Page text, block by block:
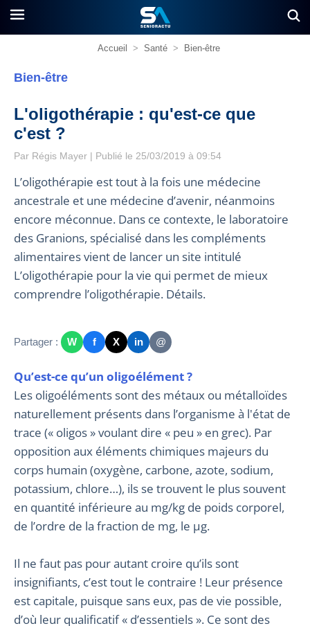
Accueil > Santé > Bien-être
Bien-être
L'oligothérapie : qu'est-ce que
c'est ?
Par Régis Mayer | Publié le 25/03/2019 à 09:54
L’oligothérapie est tout à la fois une médecine
ancestrale et une médecine d’avenir, néanmoins
encore méconnue. Dans ce contexte, le laboratoire
des Granions, spécialisé dans les compléments
alimentaires vient de lancer un site intitulé
L’oligothérapie pour la vie qui permet de mieux
comprendre l’oligothérapie. Détails.
Partager : W f X in @
Qu’est-ce qu’un oligoélément ?
Les oligoéléments sont des métaux ou métalloïdes
naturellement présents dans l’organisme à l'état de
trace (« oligos » voulant dire « peu » en grec). Par
opposition aux éléments chimiques majeurs du
corps humain (oxygène, carbone, azote, sodium,
potassium, chlore…), ils se trouvent le plus souvent
en quantité inférieure au mg/kg de poids corporel,
de l’ordre de la fraction de mg, le μg.
Il ne faut pas pour autant croire qu’ils sont
insignifiants, c’est tout le contraire ! Leur présence
est capitale, puisque sans eux, pas de vie possible,
d’où leur qualificatif « d’essentiels ». Ce sont des